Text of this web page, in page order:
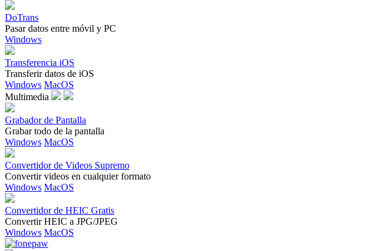
DoTrans
Pasar datos entre móvil y PC
Windows
Transferencia iOS
Transferir datos de iOS
Windows MacOS
Multimedia
Grabador de Pantalla
Grabar todo de la pantalla
Windows MacOS
Convertidor de Videos Supremo
Convertir videos en cualquier formato
Windows MacOS
Convertidor de HEIC Gratis
Convertir HEIC a JPG/JPEG
Windows MacOS